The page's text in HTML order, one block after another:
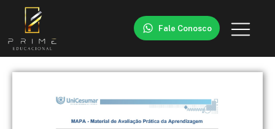
Fale Conosco